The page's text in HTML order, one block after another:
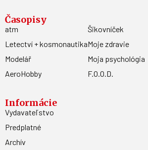
Časopisy
atm
Letectví + kosmonautika
Modelář
AeroHobby
Šikovníček
Moje zdravie
Moja psychológia
F.O.O.D.
Informácie
Vydavateľstvo
Predplatné
Archív